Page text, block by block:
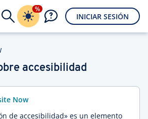
%
INICIAR SESIÓN
accesibilidad
Now
de accesibilidad» es un elemento